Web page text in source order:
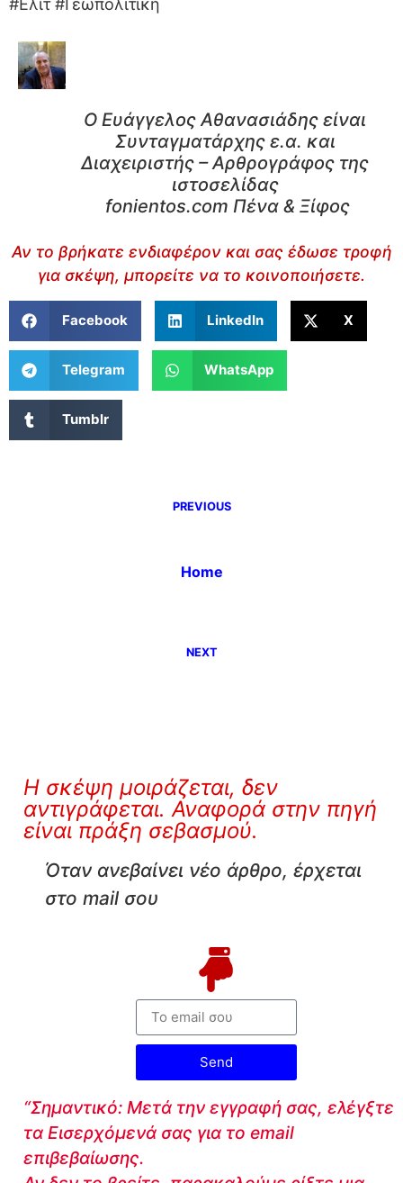
#Ελίτ #Γεωπολιτική
Ο Ευάγγελος Αθανασιάδης είναι
Συνταγματάρχης ε.α. και
Διαχειριστής – Αρθρογράφος της
ιστοσελίδας
fonientos.com Πένα & Ξίφος
Αν το βρήκατε ενδιαφέρον και σας έδωσε τροφή
για σκέψη, μπορείτε να το κοινοποιήσετε.
Facebook LinkedIn X
Telegram WhatsApp
Tumblr
PREVIOUS
Home
NEXT
Η σκέψη μοιράζεται, δεν
αντιγράφεται. Αναφορά στην πηγή
είναι πράξη σεβασμού.
Όταν ανεβαίνει νέο άρθρο, έρχεται
στο mail σου
Send
“Σημαντικό: Μετά την εγγραφή σας, ελέγξτε
τα Εισερχόμενά σας για το email
επιβεβαίωσης.